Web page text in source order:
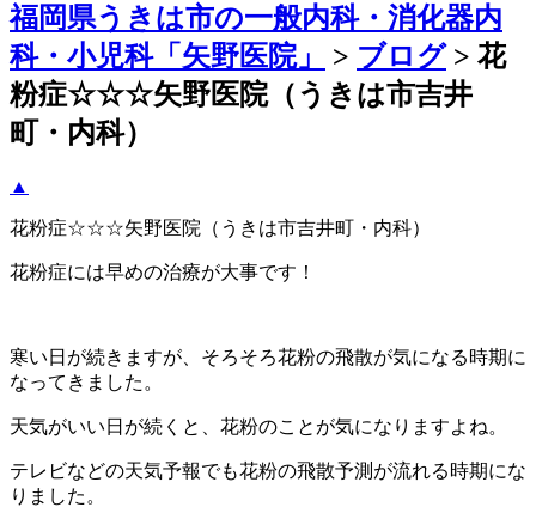
福岡県うきは市の一般内科・消化器内
科・小児科「矢野医院」
> ブログ> 花
粉症☆☆☆矢野医院（うきは市吉井
町・内科）
▲
花粉症☆☆☆矢野医院（うきは市吉井町・内科）
花粉症には早めの治療が大事です！
寒い日が続きますが、そろそろ花粉の飛散が気になる時期に
なってきました。
天気がいい日が続くと、花粉のことが気になりますよね。
テレビなどの天気予報でも花粉の飛散予測が流れる時期にな
りました。